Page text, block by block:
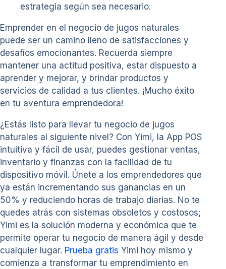
estrategia según sea necesario.
Emprender en el negocio de jugos naturales
puede ser un camino lleno de satisfacciones y
desafíos emocionantes. Recuerda siempre
mantener una actitud positiva, estar dispuesto a
aprender y mejorar, y brindar productos y
servicios de calidad a tus clientes. ¡Mucho éxito
en tu aventura emprendedora!
¿Estás listo para llevar tu negocio de jugos
naturales al siguiente nivel? Con Yimi, la App POS
intuitiva y fácil de usar, puedes gestionar ventas,
inventario y finanzas con la facilidad de tu
dispositivo móvil. Únete a los emprendedores que
ya están incrementando sus ganancias en un
50% y reduciendo horas de trabajo diarias. No te
quedes atrás con sistemas obsoletos y costosos;
Yimi es la solución moderna y económica que te
permite operar tu negocio de manera ágil y desde
cualquier lugar. Prueba gratis Yimi hoy mismo y
comienza a transformar tu emprendimiento en